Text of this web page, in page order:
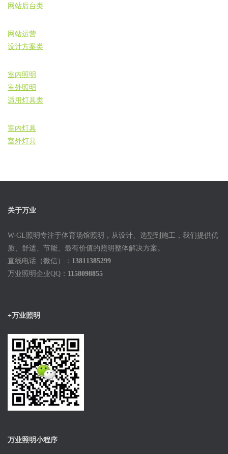
网站后台类
网站运营
设计方案类
室内照明
室外照明
适用灯具类
室内灯具
室外灯具
关于万业
W-GL照明专注于体育场馆照明，从设计、选型到施工，我们提供优
质、舒适、节能、最有价值的照明整体解决方案。
直线电话（微信）： 13811385299
万业照明企业QQ： 1158098855
+万业照明
万业照明小程序